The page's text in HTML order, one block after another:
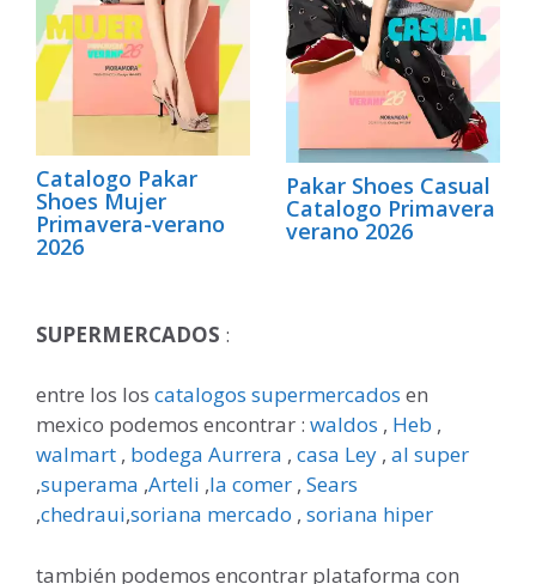
Catalogo Pakar
Shoes Mujer
Primavera-verano
2026
Pakar Shoes Casual
Catalogo Primavera
verano 2026
SUPERMERCADOS :
entre los los catalogos supermercados en
mexico podemos encontrar : waldos , Heb ,
walmart , bodega Aurrera , casa Ley , al super
,superama ,Arteli ,la comer , Sears
,chedraui,soriana mercado , soriana hiper
también podemos encontrar plataforma con